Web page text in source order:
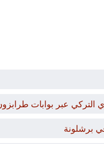
التركي عبر بوابات
برشلونة